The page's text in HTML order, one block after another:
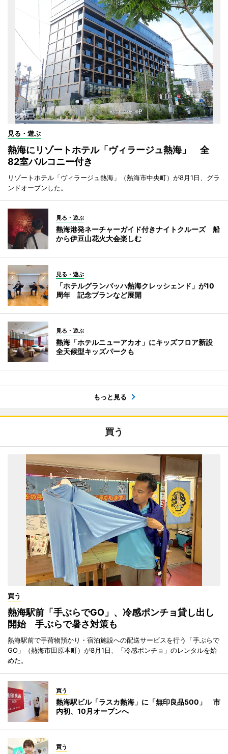
見る・遊ぶ
熱海にリゾートホテル「ヴィラージュ熱海」 全
82室バルコニー付き
リゾートホテル「ヴィラージュ熱海」（熱海市中央町）が8月1日、グラ
ンドオープンした。
見る・遊ぶ
熱海港発ネーチャーガイド付きナイトクルーズ 船
から伊豆山花火大会楽しむ
見る・遊ぶ
「ホテルグランバッハ熱海クレッシェンド」が10
周年 記念プランなど展開
見る・遊ぶ
熱海「ホテルニューアカオ」にキッズフロア新設
全天候型キッズパークも
もっと見る
買う
買う
熱海駅前「手ぶらでGO」、冷感ポンチョ貸し出し
開始 手ぶらで暑さ対策も
熱海駅前で手荷物預かり・宿泊施設への配送サービスを行う「手ぶらで
GO」（熱海市田原本町）が8月1日、「冷感ポンチョ」のレンタルを始
めた。
買う
熱海駅ビル「ラスカ熱海」に「無印良品500」 市
内初、10月オープンへ
買う